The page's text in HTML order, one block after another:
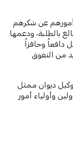
أمورهم عن شكرهم
بالطلبة، ودعمها
دافعاً وحافزاً
من التفوق
ديوان ممثل
وأولياء أمور